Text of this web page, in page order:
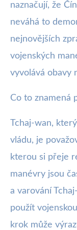
naznačují, že
neváhá to
nejnovějších
vojenských
vyvolává obavy
Co to znamená
Tchaj-wan,
vládu, je
kterou si přeje
manévry jsou
a varování
použít
krok může